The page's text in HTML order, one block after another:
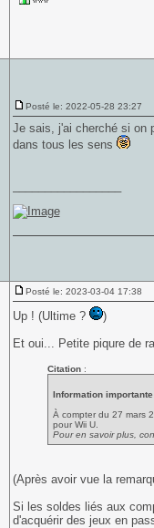
Posté le: 2022-05-28 23:27
Je sais, j'ai cherché si on
dans tous les sens
Posté le: 2023-03-04 17:38
Up ! (Ultime ?
)
Et oui... Petite piqure de
Citation:
Information importante
À compter du 27 mars
pour Wii U.
Pour en savoir plus,
(Après avoir vue la
Si les soldes liés aux
d'acquérir des jeux en